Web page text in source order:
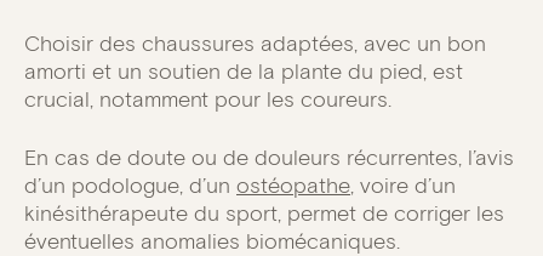
Choisir des chaussures adaptées, avec un bon
amorti et un soutien de la plante du pied, est
crucial, notamment pour les coureurs.
En cas de doute ou de douleurs récurrentes, l’avis
d’un podologue, d’un ostéopathe, voire d’un
kinésithérapeute du sport, permet de corriger les
éventuelles anomalies biomécaniques.